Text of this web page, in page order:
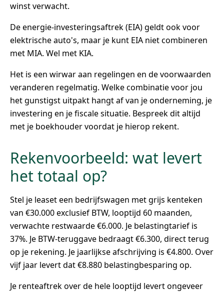
winst verwacht.
De energie-investeringsaftrek (EIA) geldt ook voor
elektrische auto's, maar je kunt EIA niet combineren
met MIA. Wel met KIA.
Het is een wirwar aan regelingen en de voorwaarden
veranderen regelmatig. Welke combinatie voor jou
het gunstigst uitpakt hangt af van je onderneming, je
investering en je fiscale situatie. Bespreek dit altijd
met je boekhouder voordat je hierop rekent.
Rekenvoorbeeld: wat levert
het totaal op?
Stel je leaset een bedrijfswagen met grijs kenteken
van €30.000 exclusief BTW, looptijd 60 maanden,
verwachte restwaarde €6.000. Je belastingtarief is
37%. Je BTW-teruggave bedraagt €6.300, direct terug
op je rekening. Je jaarlijkse afschrijving is €4.800. Over
vijf jaar levert dat €8.880 belastingbesparing op.
Je renteaftrek over de hele looptijd levert ongeveer